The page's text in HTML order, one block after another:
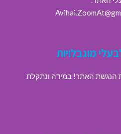
מוגבלויות
הנגשת האתר! במידה ונתקלת